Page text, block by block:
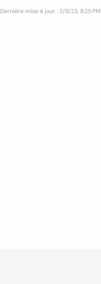
Dernière mise à jour : 2/8/23, 8:25 PM